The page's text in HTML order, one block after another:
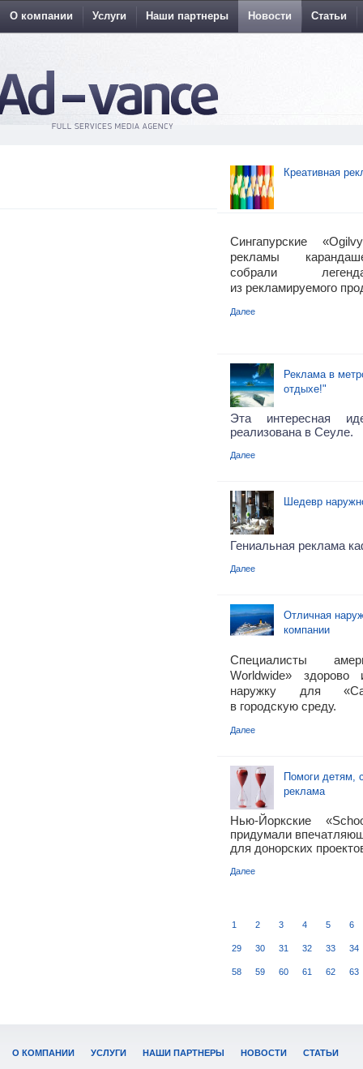
О компании Услуги Наши партнеры Новости Статьи
Креативная
Сингапурские
рекламы
собрали
из рекламируемого
Далее
Реклама в
отдыхе!"
Эта интересная
реализована в Сеуле.
Далее
Шедевр
Гениальная реклама
Далее
Отличная
компании
Специалисты
Worldwide» здорово
наружку для
в городскую среду.
Далее
Помоги детям,
реклама
Нью-Йоркские
придумали
для донорских
Далее
1 2 3 4 5 6
29 30 31 32 33 34
58 59 60 61 62 63
О КОМПАНИИ УСЛУГИ НАШИ ПАРТНЕРЫ НОВОСТИ СТАТЬИ